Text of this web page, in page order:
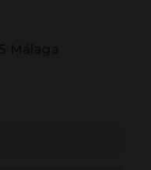
Málaga